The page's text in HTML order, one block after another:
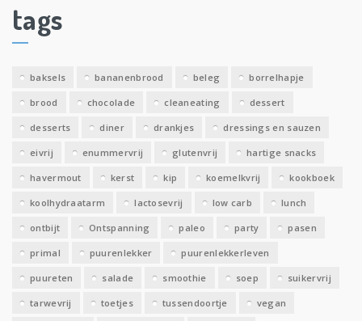
e
v
tags
baksels bananenbrood beleg borrelhapje
brood chocolade cleaneating dessert
desserts diner drankjes dressings en sauzen
eivrij enummervrij glutenvrij hartige snacks
havermout kerst kip koemelkvrij kookboek
koolhydraatarm lactosevrij low carb lunch
ontbijt Ontspanning paleo party pasen
primal puurenlekker puurenlekkerleven
puureten salade smoothie soep suikervrij
tarwevrij toetjes tussendoortje vegan